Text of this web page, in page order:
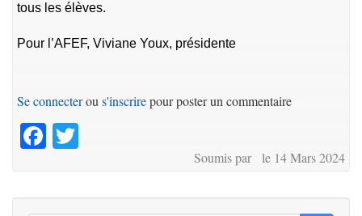
tous les élèves.
Pour l’AFEF, Viviane Youx, présidente
Se connecterou s'inscrirepour poster un commentaire
Facebook
Soumis par le 14 Mars 2024